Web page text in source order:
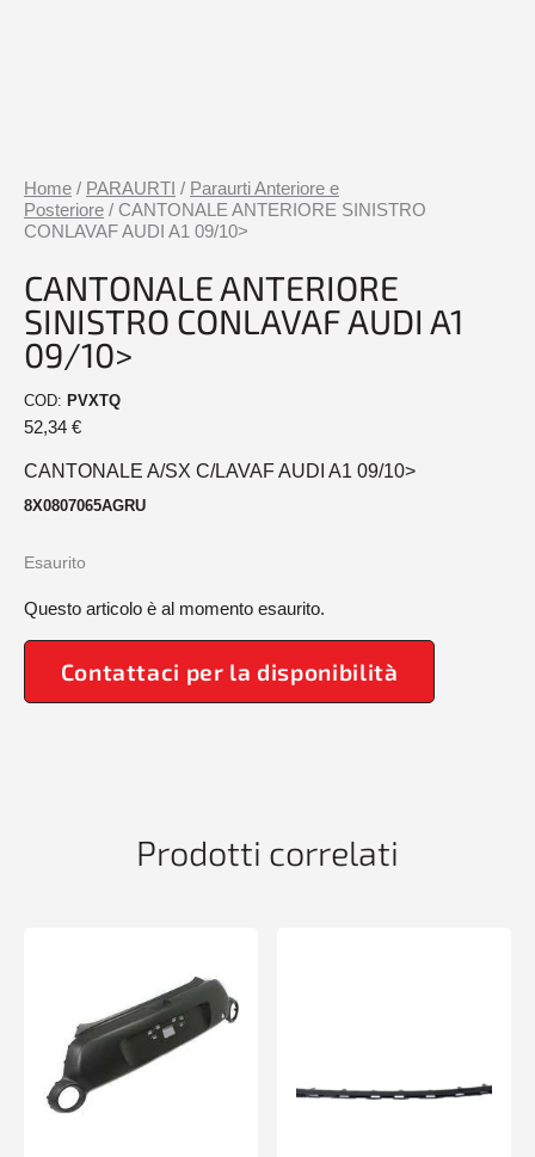
Home / PARAURTI / Paraurti Anteriore e
Posteriore / CANTONALE ANTERIORE SINISTRO
CONLAVAF AUDI A1 09/10>
CANTONALE ANTERIORE
SINISTRO CONLAVAF AUDI A1
09/10>
COD: PVXTQ
52,34 €
CANTONALE A/SX C/LAVAF AUDI A1 09/10>
8X0807065AGRU
Esaurito
Questo articolo è al momento esaurito.
Contattaci per la disponibilità
Prodotti correlati